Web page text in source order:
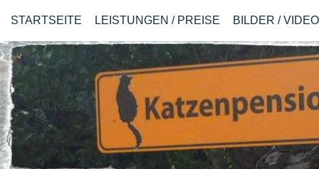
STARTSEITE LEISTUNGEN / PREISE BILDER /